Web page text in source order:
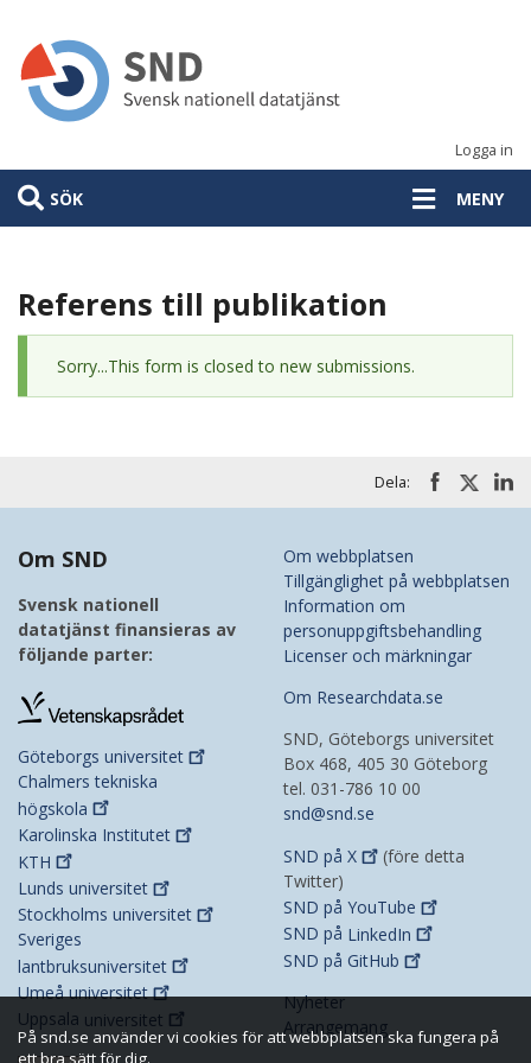
huvudinnehåll
Logga in
SÖK MENY
Referens till publikation
Statusmeddelande
Sorry...This form is closed to new submissions.
Dela:
Om SND
Svensk nationell
datatjänst finansieras av
följande parter:
Göteborgs universitet
Chalmers tekniska
högskola
Karolinska Institutet
KTH
Lunds universitet
Stockholms universitet
Sveriges
lantbruksuniversitet
Umeåuniversitet
Uppsala universitet
Om webbplatsen
Tillgänglighet på webbplatsen
Information om
personuppgiftsbehandling
Licenser och märkningar
Om Researchdata.se
SND, Göteborgs universitet
Box 468, 405 30 Göteborg
tel. 031-786 10 00
snd@snd.se
SND på X
(före detta
Twitter)
SND på YouTube
SND på LinkedIn
SND på GitHub
Nyheter
Arrangemang
På snd.se använder vi cookies för att webbplatsen ska fungera på
ett bra sätt för dig.